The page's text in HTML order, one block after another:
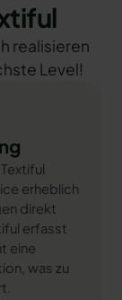
realisieren
Level!
erheblich
direkt
erfasst
eine
was zu